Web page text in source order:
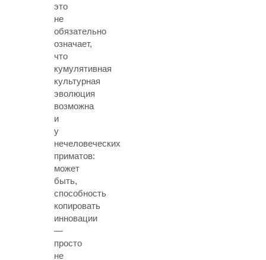
это
не
обязательно
означает,
что
кумулятивная
культурная
эволюция
возможна
и
у
нечеловеческих
приматов:
может
быть,
способность
копировать
инновации
—
просто
не